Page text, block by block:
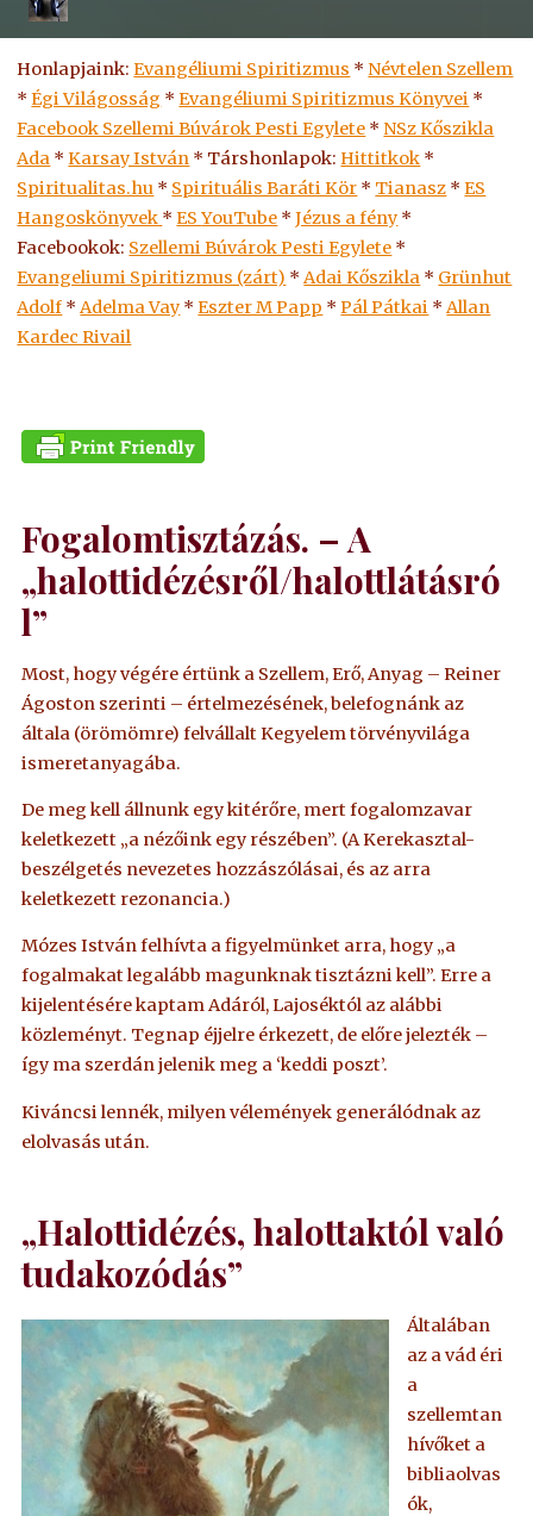
Honlapjaink:Evangéliumi Spiritizmus * Névtelen Szellem
*Égi Világosság *Evangéliumi Spiritizmus Könyvei *
Facebook Szellemi Búvárok Pesti Egylete * NSz Kőszikla
Ada *Karsay István * Társhonlapok:Hittitkok *
Spiritualitas.hu * Spirituális Baráti Kör * Tianasz *ES
Hangoskönyvek *ESYouTube *Jézus a fény *
Facebookok: Szellemi Búvárok Pesti Egylete *
Evangeliumi Spiritizmus (zárt) *Adai Kőszikla * Grünhut
Adolf *Adelma Vay *Eszter M Papp *Pál Pátkai *Allan
Kardec Rivail
Fogalomtisztázás. – A
„halottidézésről/halottlátásró
l”
Most, hogy végére értünk a Szellem, Erő, Anyag – Reiner
Ágoston szerinti – értelmezésének, belefognánk az
általa (örömömre) felvállalt Kegyelem törvényvilága
ismeretanyagába.
De meg kell állnunk egy kitérőre, mert fogalomzavar
keletkezett „a nézőink egy részében”. (A Kerekasztal-
beszélgetés nevezetes hozzászólásai, és az arra
keletkezett rezonancia.)
Mózes István felhívta a figyelmünket arra, hogy „a
fogalmakat legalább magunknak tisztázni kell”. Erre a
kijelentésére kaptam Adáról, Lajoséktól az alábbi
közleményt. Tegnap éjjelre érkezett, de előre jelezték –
így ma szerdán jelenik meg a ‘keddi poszt’.
Kiváncsi lennék, milyen vélemények generálódnak az
elolvasás után.
„Halottidézés, halottaktól való
tudakozódás”
Általában
az a vád éri
a
szellemtan
hívőket a
bibliaolvas
ók,